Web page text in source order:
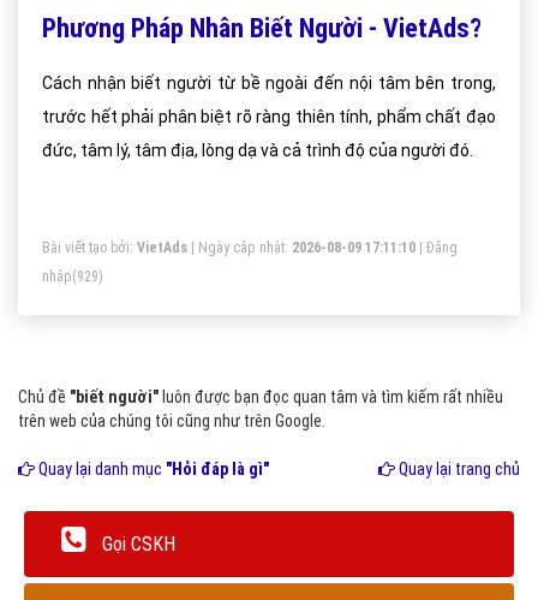
Phương Pháp Nhân Biết Người - VietAds?
Cách nhận biết người từ bề ngoài đến nội tâm bên trong,
trước hết phải phân biệt rõ ràng thiên tính, phẩm chất đạo
đức, tâm lý, tâm địa, lòng dạ và cả trình độ của người đó.
Bài viết tạo bởi: VietAds | Ngày cập nhật: 2026-08-09 17:11:10
Đăng
nhập(929)
Chủ đề "biết người" luôn được bạn đọc quan tâm và tìm kiếm rất nhiều
trên web của chúng tôi cũng như trên Google.
Quay lại danh mục "Hỏi đáp là gì" Quay lại trang chủ
Gọi CSKH